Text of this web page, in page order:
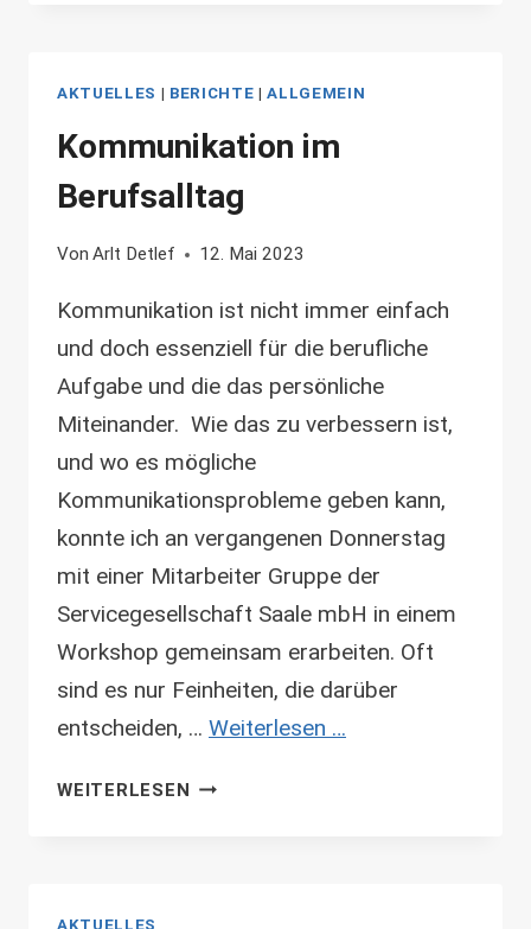
ERFOLGREICH
BESTANDEN
AKTUELLES | BERICHTE |ALLGEMEIN
Kommunikation im
Berufsalltag
Von Arlt Detlef 12. Mai 2023
Kommunikation ist nicht immer einfach
und doch essenziell für die berufliche
Aufgabe und die das persönliche
Miteinander. Wie das zu verbessern ist,
und wo es mögliche
Kommunikationsprobleme geben kann,
konnte ich an vergangenen Donnerstag
mit einer Mitarbeiter Gruppe der
Servicegesellschaft Saale mbH in einem
Workshop gemeinsam erarbeiten. Oft
sind es nur Feinheiten, die darüber
entscheiden, … Weiterlesen …
WEITERLESEN
KOMMUNIKATION
AKTUELLES